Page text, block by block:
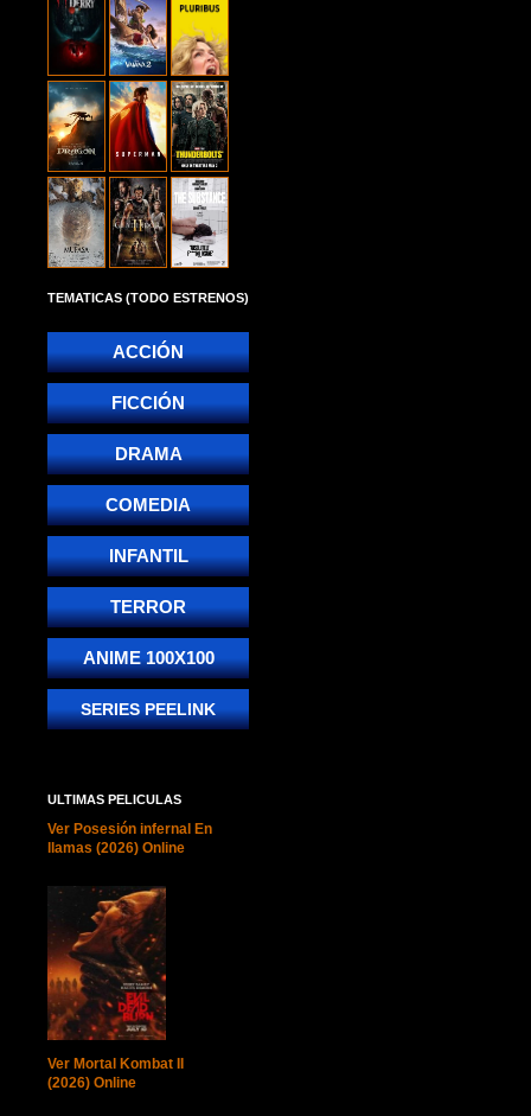
TEMATICAS (TODO ESTRENOS)
ACCIÓN
FICCIÓN
DRAMA
COMEDIA
INFANTIL
TERROR
ANIME 100X100
SERIES PEELINK
ULTIMAS PELICULAS
Ver Posesión infernal En
llamas (2026) Online
Ver Mortal Kombat II
(2026) Online